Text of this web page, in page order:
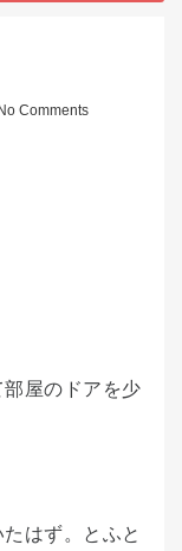
No Comments
屋のドアを少
はず。とふと